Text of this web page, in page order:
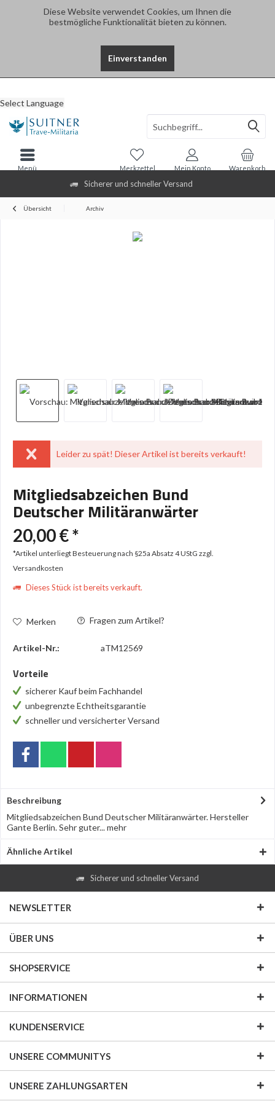
Diese Website verwendet Cookies, um Ihnen die
bestmögliche Funktionalität bieten zu können.
Einverstanden
Sicherer und schneller Versand
Select Language
Warenkorb
Merkzettel Mein Konto
Menü
Übersicht Archiv
Leider zu spät! Dieser Artikel ist bereits verkauft!
Mitgliedsabzeichen Bund
Deutscher Militäranwärter
20,00 € *
*Artikel unterliegt Besteuerung nach §25a Absatz 4 UStG zzgl.
Versandkosten
Dieses Stück ist bereits verkauft.
Merken Fragen zum Artikel?
Artikel-Nr.: aTM12569
Vorteile
sicherer Kauf beim Fachhandel
unbegrenzte Echtheitsgarantie
schneller und versicherter Versand
Beschreibung
Mitgliedsabzeichen Bund Deutscher Militäranwärter. Hersteller
Gante Berlin. Sehr guter...mehr
Ähnliche Artikel
Sicherer und schneller Versand
NEWSLETTER
ÜBER UNS
SHOPSERVICE
INFORMATIONEN
KUNDENSERVICE
UNSERE COMMUNITYS
UNSERE ZAHLUNGSARTEN